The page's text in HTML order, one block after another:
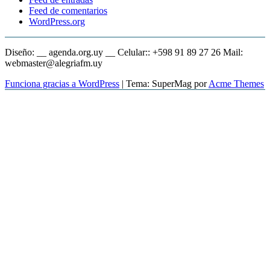
Feed de comentarios
WordPress.org
Diseño: __ agenda.org.uy __ Celular:: +598 91 89 27 26 Mail:
webmaster@alegriafm.uy
Funciona gracias a WordPress | Tema: SuperMag porAcme Themes